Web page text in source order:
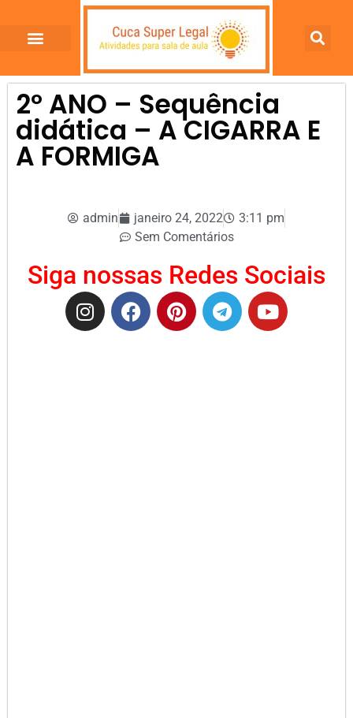
2º ANO – Sequência
didática – A CIGARRA E
A FORMIGA
admin janeiro 24, 2022
3:11 pm
Sem Comentários
Siga nossas Redes Sociais